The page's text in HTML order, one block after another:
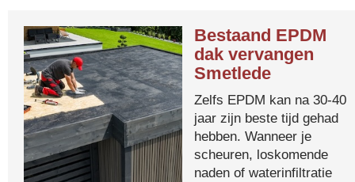
Bestaand EPDM
dak vervangen
Smetlede
Zelfs EPDM kan na 30-40
jaar zijn beste tijd gehad
hebben. Wanneer je
scheuren, loskomende
naden of waterinfiltratie